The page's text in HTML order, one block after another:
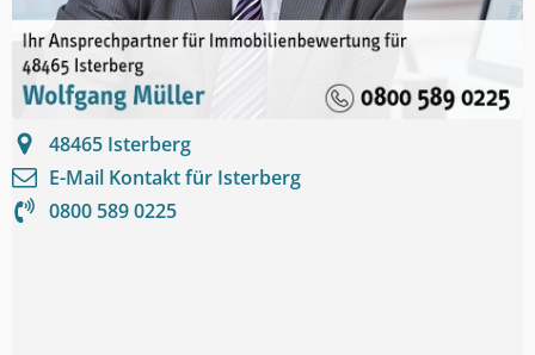
48465 Isterberg
E-Mail Kontakt für Isterberg
0800 589 0225